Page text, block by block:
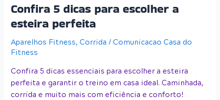
Confira 5 dicas para escolher a
esteira perfeita
Aparelhos Fitness,Corrida /Comunicacao Casa do
Fitness
Confira 5 dicas essenciais para escolher a esteira
perfeita e garantir o treino em casa ideal. Caminhada,
corrida e muito mais com eficiência e conforto!
para
escolher
esteira
perfeita